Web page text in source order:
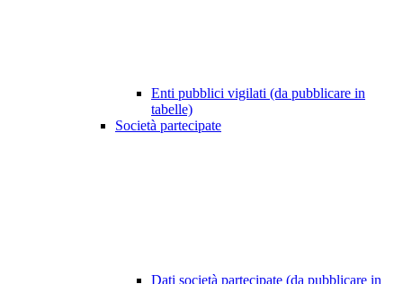
Enti pubblici vigilati (da pubblicare in
tabelle)
Società partecipate
Dati società partecipate (da pubblicare in